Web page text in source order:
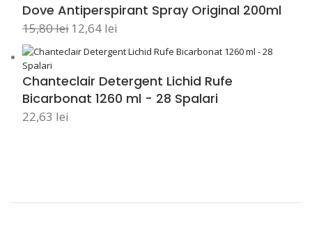
Dove Antiperspirant Spray Original 200ml
15,80lei 12,64 lei
Chanteclair Detergent Lichid Rufe
Bicarbonat 1260 ml - 28 Spalari
22,63 lei